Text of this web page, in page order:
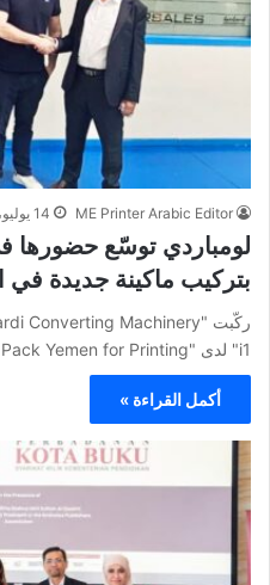
ME Printer Arabic Editor 14 يوليو، 2026
لومباردي توسّع
بتركيب ماكينة جديدة في
i1" لدى "All Pack Yemen for Printing"، في عقد مهم بالشرق الأوسط.
أكمل القراءة »